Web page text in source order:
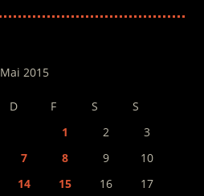
Mai 2015
D F S
S
1
2
3
7 8 9
10
14 15 16
17